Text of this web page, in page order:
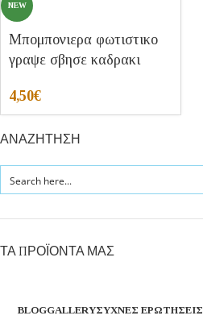
NEW
Μπομπονιερα φωτιστικο
γραψε σβησε καδρακι
4,50€
ΑΝΑΖΗΤΗΣΗ
ΤΑ ΠΡΟΪΟΝΤΑ ΜΑΣ
BLOGGALLERYΣΥΧΝΈΣ ΕΡΩΤΉΣΕΙΣ